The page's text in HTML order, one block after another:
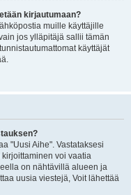
kirjautumaan?
muille käyttäjille
jos ylläpitäjä sallii tämän
käyttäjät
"Uusi Aihe". Vastataksesi
voi vaatia
on nähtävillä alueen ja
uusia viestejä, Voit lähettää